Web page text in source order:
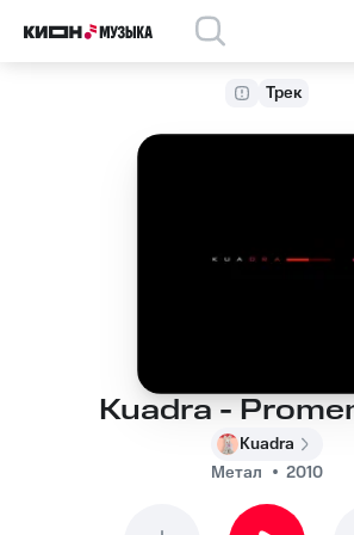
Трек
Kuadra -
Kuadra
Метал
2010